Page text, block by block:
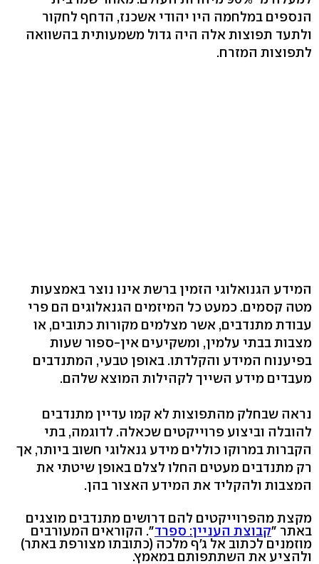
הנספים במלחמה היו יהודי אשכנז, הדחף לחקור
ולתעד תפוצות אלה היה גדול משמעותית בהשוואה
לתפוצות המזרח.
המידע הגנואלוגי הזמין ברשת אינו נוצר באמצעות
מטה קסמים. כמעט כל המיזמים הגנאלוגים הם פרי
עבודת מתנדבים, אשר מצלמים מקורות כתובים, או
מצבות בבתי עלמין, ומשקיעים אין-ספור שעות
בפיענוח המידע והקלדתו. באופן טבעי, המתנדבים
מעבדים מידע השייך לקהילות המוצא שלהם.
נראה שבחלק מהתפוצות לא קמו עדיין מתנדבים
להובלה וביצוע פרוייקטים שכאלה. לדוגמה, בתי
הקברות במרוקו כוללים מידע גנאלוגי חשוב ביותר, אך
רק מתנדבים מעטים החלו לצלם באופן שיטתי את
המצבות ולהקליד את המידע האצור בהן.
מקצת מהפרוייקטים להם דרושים מתנדבים מוצגים
באתר "קבוצת העניין: ספרד". הקוראים המעורבים
מוזמנים לכתוב אל ג'ף מלכה (כתובתו מצורפת באתר)
ולהציע את השתתפותם במאמץ.